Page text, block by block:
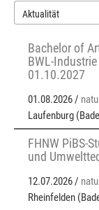
Bachelor of
BWL-
01.10.2027
01.08.2026 /
Laufenburg
FHNW PiBS-
und
12.07.2026 /
Rheinfelden